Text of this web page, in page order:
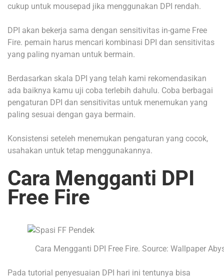
cukup untuk mousepad jika menggunakan DPI rendah.
DPI akan bekerja sama dengan sensitivitas in-game Free
Fire. pemain harus mencari kombinasi DPI dan sensitivitas
yang paling nyaman untuk bermain.
Berdasarkan skala DPI yang telah kami rekomendasikan
ada baiknya kamu uji coba terlebih dahulu. Coba berbagai
pengaturan DPI dan sensitivitas untuk menemukan yang
paling sesuai dengan gaya bermain.
Konsistensi seteleh menemukan pengaturan yang cocok,
usahakan untuk tetap menggunakannya.
Cara Mengganti DPI
Free Fire
Cara Mengganti DPI Free Fire. Source: Wallpaper
Pada tutorial penyesuaian DPI hari ini tentunya bisa